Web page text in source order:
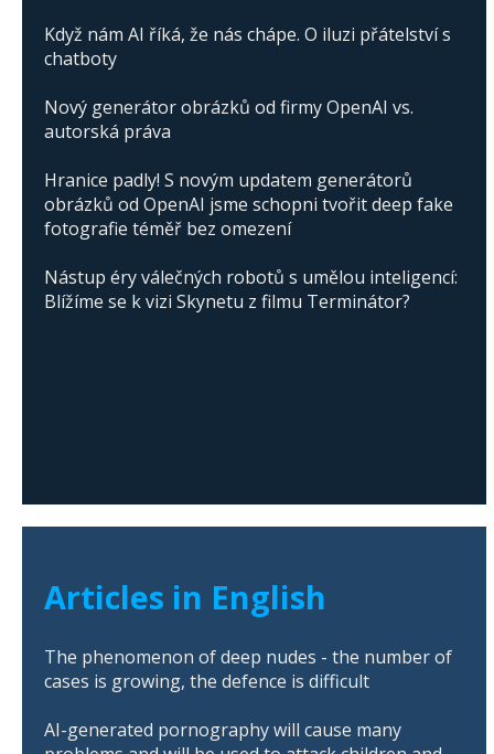
Když nám AI říká, že nás chápe. O iluzi přátelství s
chatboty
Nový generátor obrázků od firmy OpenAI vs.
autorská práva
Hranice padly! S novým updatem generátorů
obrázků od OpenAI jsme schopni tvořit deep fake
fotografie téměř bez omezení
Nástup éry válečných robotů s umělou inteligencí:
Blížíme se k vizi Skynetu z filmu Terminátor?
Articles in English
The phenomenon of deep nudes - the number of
cases is growing, the defence is difficult
AI-generated pornography will cause many